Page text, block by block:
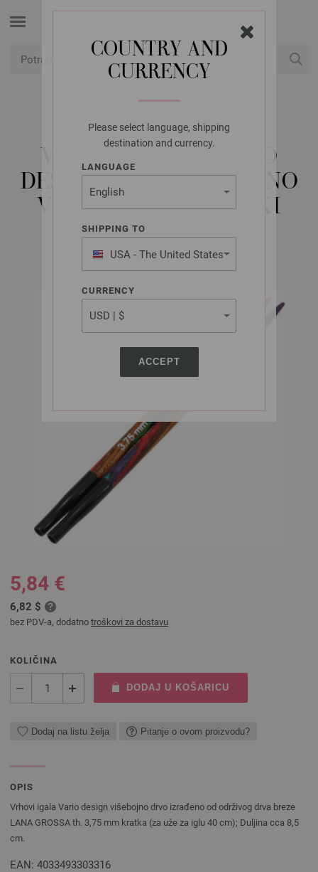
COUNTRY AND
CURRENCY
Please select language, shipping
destination and currency.
LANGUAGE
SHIPPING TO
USA - The United States
of America
CURRENCY
ACCEPT
LANA GROSSA
VRHOVI IGALA VARIO
DESIGN DRVO VIŠEBOJNO
VELIČINE 3,75 KRATKI
5,84 €
6,82 $
bez PDV-a, dodatno troškovi za dostavu
KOLIČINA
DODAJ U KOŠARICU
Dodaj na listu želja Pitanje o ovom proizvodu?
OPIS
Vrhovi igala Vario design višebojno drvo izrađeno od održivog drva breze
LANA GROSSA th. 3,75 mm kratka (za uže za iglu 40 cm); Duljina cca 8,5
cm.
EAN: 4033493303316